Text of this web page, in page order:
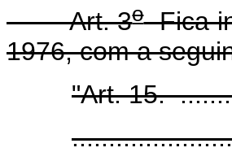
Art. 3oFica
1976, com a
"Art. 15.